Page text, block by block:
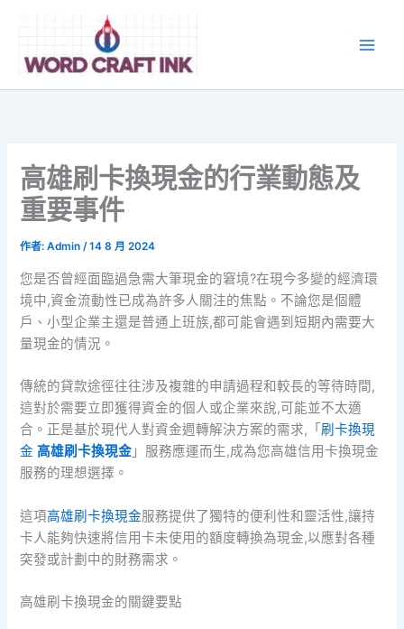
高雄刷卡換現金的行業動態及
重要事件
作者:Admin/14 8 月 2024
您是否曾經面臨過急需大筆現金的窘境?在現今多變的經濟環
境中,資金流動性已成為許多人關注的焦點。不論您是個體
戶、小型企業主還是普通上班族,都可能會遇到短期內需要大
量現金的情況。
傳統的貸款途徑往往涉及複雜的申請過程和較長的等待時間,
這對於需要立即獲得資金的個人或企業來說,可能並不太適
合。正是基於現代人對資金週轉解決方案的需求,「 刷卡換現
金高雄刷卡換現金 」服務應運而生,成為您高雄信用卡換現金
服務的理想選擇。
這項高雄刷卡換現金服務提供了獨特的便利性和靈活性,讓持
卡人能夠快速將信用卡未使用的額度轉換為現金,以應對各種
突發或計劃中的財務需求。
高雄刷卡換現金的關鍵要點